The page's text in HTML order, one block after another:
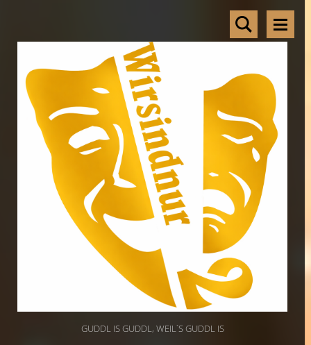
GUDDL IS GUDDL, WEIL`S GUDDL IS